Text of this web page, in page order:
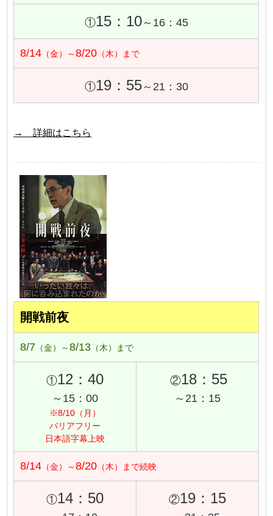
①15：10～16：45
8/14 （金）～8/20 （木）まで
①19：55～21：30
→ 詳細はこちら
開戦前夜
8/7 （金）～8/13 （木）まで
①12：40
～15：00
※8/10（月）
バリアフリー
日本語字幕上映
②18：55
～21：15
8/14 （金）～8/20 （木）まで続映
①14：50 ②19：15